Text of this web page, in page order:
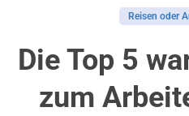
Reisen oder
Die Top 5
zum